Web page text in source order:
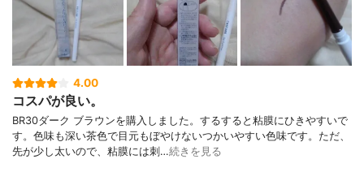
4.00
コスパが良い。
BR30ダーク ブラウンを購入しました。するすると粘膜にひきやすいで
す。色味も深い茶色で目元もぼやけないつかいやすい色味です。ただ、
先が少し太いので、粘膜には刺…続きを見る